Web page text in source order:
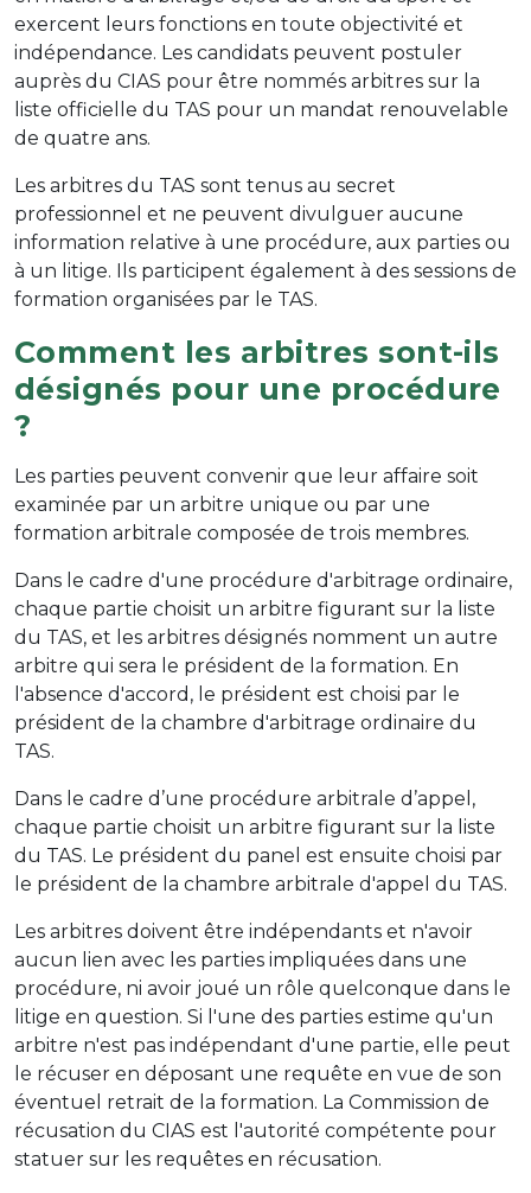
exercent leurs fonctions en toute objectivité et
indépendance. Les candidats peuvent postuler
auprès du CIAS pour être nommés arbitres sur la
liste officielle du TAS pour un mandat renouvelable
de quatre ans.
Les arbitres du TAS sont tenus au secret
professionnel et ne peuvent divulguer aucune
information relative à une procédure, aux parties ou
à un litige. Ils participent également à des sessions de
formation organisées par le TAS.
Comment les arbitres sont-ils
désignés pour une procédure
?
Les parties peuvent convenir que leur affaire soit
examinée par un arbitre unique ou par une
formation arbitrale composée de trois membres.
Dans le cadre d'une procédure d'arbitrage ordinaire,
chaque partie choisit un arbitre figurant sur la liste
du TAS, et les arbitres désignés nomment un autre
arbitre qui sera le président de la formation. En
l'absence d'accord, le président est choisi par le
président de la chambre d'arbitrage ordinaire du
TAS.
Dans le cadre d’une procédure arbitrale d’appel,
chaque partie choisit un arbitre figurant sur la liste
du TAS. Le président du panel est ensuite choisi par
le président de la chambre arbitrale d'appel du TAS.
Les arbitres doivent être indépendants et n'avoir
aucun lien avec les parties impliquées dans une
procédure, ni avoir joué un rôle quelconque dans le
litige en question. Si l'une des parties estime qu'un
arbitre n'est pas indépendant d'une partie, elle peut
le récuser en déposant une requête en vue de son
éventuel retrait de la formation. La Commission de
récusation du CIAS est l'autorité compétente pour
statuer sur les requêtes en récusation.